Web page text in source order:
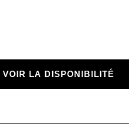
VOIR LA DISPONIBILITÉ